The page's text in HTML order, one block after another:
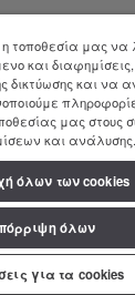
- Ιταλία -
Brugherio (MB)
- Ιταλία - Τηλ.:
κεφάλαιο
MB-1033934 -
σε
τοποθεσία μας να
και
δικτύωσης και να
μας στους
και ανάλυσης.
όλων των cookies
όλων
για τα cookies